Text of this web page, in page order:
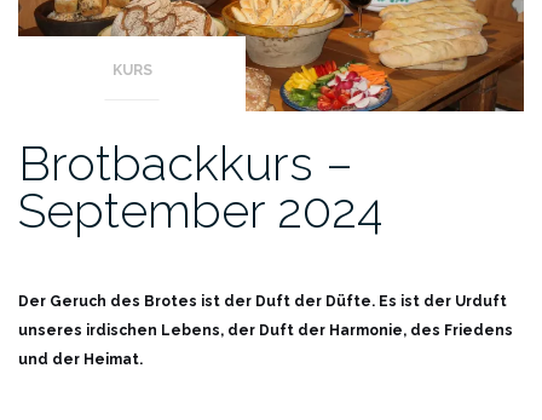
KURS
Brotbackkurs –
September 2024
Der Geruch des Brotes ist der Duft der Düfte. Es ist der Urduft
unseres irdischen Lebens, der Duft der Harmonie, des Friedens
und der Heimat.